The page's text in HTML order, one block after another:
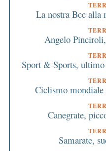
La nostra Bcc alla
Angelo
Sport & Sports,
Ciclismo mondiale
Canegrate,
Samarate,